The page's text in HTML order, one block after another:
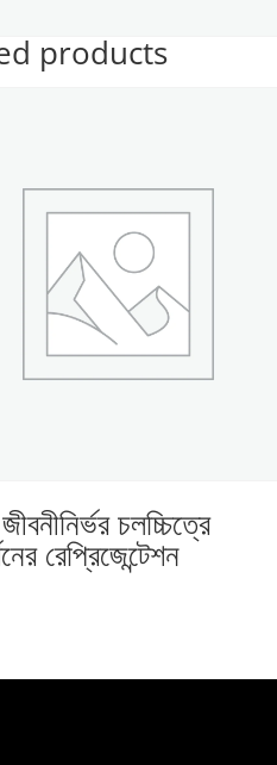
products
চলচ্চিত্রে
রেপ্রিজেন্টেশন